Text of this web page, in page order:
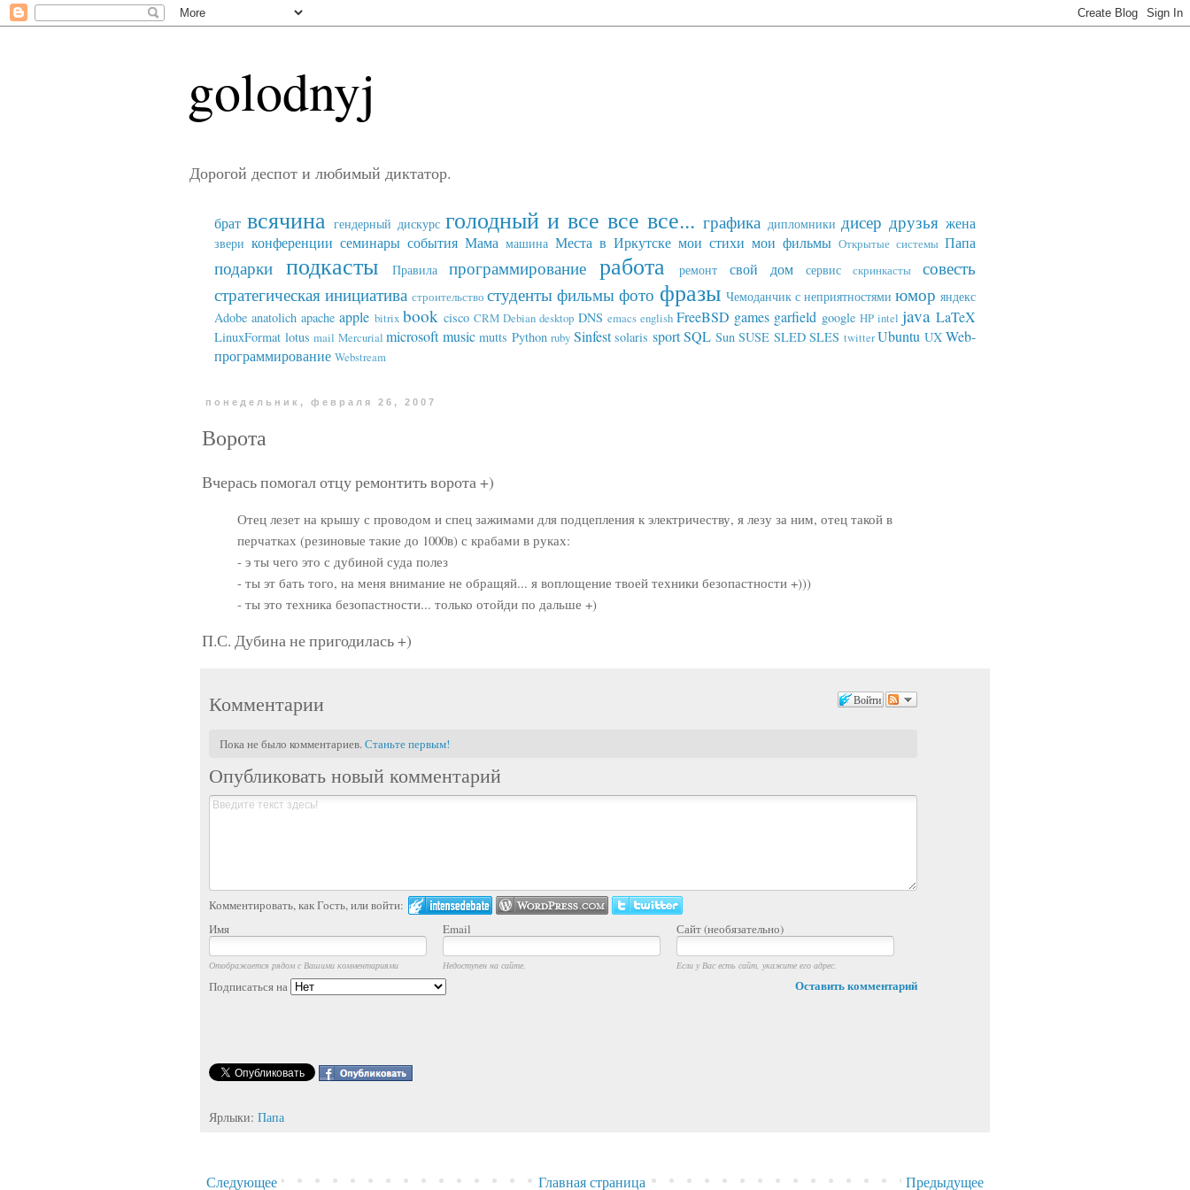
golodnyj
Дорогой деспот и любимый диктатор.
брат всячина гендерный дискурс голодный и все все все... графика дипломники дисер друзья жена
звери конференции семинары события Мама машина Места в Иркутске мои стихи мои фильмы Открытые системы Папа
подарки подкасты Правила программирование работа ремонт свой дом сервис скринкасты
совесть
стратегическая инициатива строительство студенты фильмы фото фразы Чемоданчик с неприятностями юмор яндекс
Adobe anatolich apache apple bitrix book cisco CRM Debian desktop DNS emacs english FreeBSD games garfield google HP intel java LaTeX
LinuxFormat lotus mail Mercurial microsoft music mutts Python ruby Sinfest solaris sport SQL Sun SUSE SLED SLES twitterUbuntu UX Web-
программирование Webstream
понедельник, февраля 26, 2007
Ворота
Вчерась помогал отцу ремонтить ворота +)
Отец лезет на крышу с проводом и спец зажимами для подцепления к электричеству, я лезу за ним, отец такой в
перчатках (резиновые такие до 1000в) с крабами в руках:
- э ты чего это с дубиной суда полез
- ты эт бать того, на меня внимание не обращяй... я воплощение твоей техники безопастности +)))
- ты это техника безопастности... только отойди по дальше +)
П.С. Дубина не пригодилась +)
Войти
Комментарии
Пока не было комментариев.Станьте первым!
Опубликовать новый комментарий
Комментировать, как Гость, или войти:
Имя
Email Сайт (необязательно)
Отображается рядом с Вашими комментариями Недоступен на сайте. Если у Вас есть сайт, укажите его адрес.
Оставить комментарий
Подписаться на
Ярлыки: Папа
Следующее Предыдущее
Главная страница